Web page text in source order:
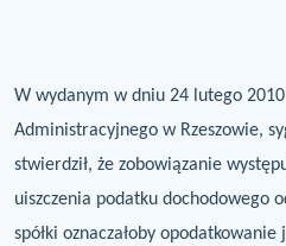
W wydanym w dniu 24 lutego
Administracyjnego w Rzeszowie,
stwierdził, że zobowiązanie
uiszczenia podatku dochodowego
spółki oznaczałoby opodatkowanie